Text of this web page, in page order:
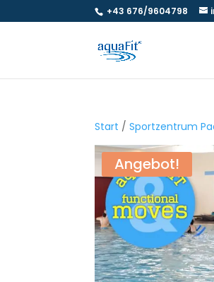
+43 676/9604798
Start /Sportzentrum
Angebot!